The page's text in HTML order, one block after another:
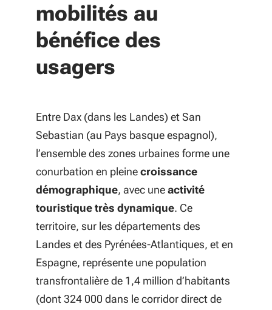
mobilités au
bénéfice des
usagers
Entre Dax (dans les Landes) et San
Sebastian (au Pays basque espagnol),
l’ensemble des zones urbaines forme une
conurbation en pleinecroissance
démographique, avec uneactivité
touristique très dynamique. Ce
territoire, sur les départements des
Landes et des Pyrénées-Atlantiques, et en
Espagne, représente une population
transfrontalière de 1,4 million d’habitants
(dont 324 000 dans le corridor direct de